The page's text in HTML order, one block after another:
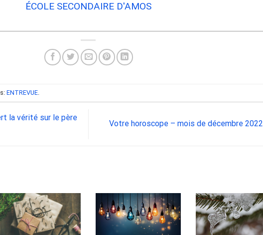
ÉCOLE SECONDAIRE D'AMOS
ENTREVUE
la vérité sur le père
Votre horoscope – mois de décembre 2022